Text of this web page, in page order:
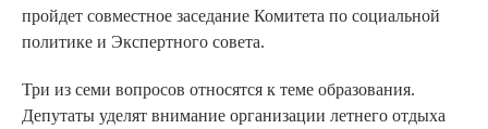
пройдет совместное заседание Комитета по социальной
политике и Экспертного совета.
Три из семи вопросов относятся к теме образования.
Депутаты уделят внимание организации летнего отдыха